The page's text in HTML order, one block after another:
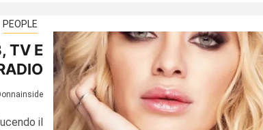
PEOPLE
TV E
il